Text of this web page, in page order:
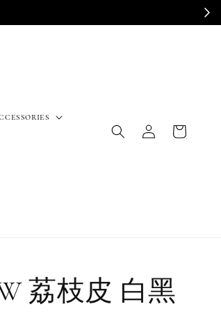
荔枝皮 白黑